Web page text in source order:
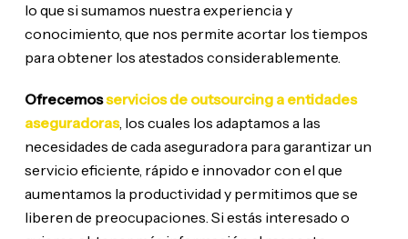
lo que si sumamos nuestra experiencia y
conocimiento, que nos permite acortar los tiempos
para obtener los atestados considerablemente.
Ofrecemosservicios de outsourcing a entidades
aseguradoras, los cuales los adaptamos a las
necesidades de cada aseguradora para garantizar un
servicio eficiente, rápido e innovador con el que
aumentamos la productividad y permitimos que se
liberen de preocupaciones. Si estás interesado o